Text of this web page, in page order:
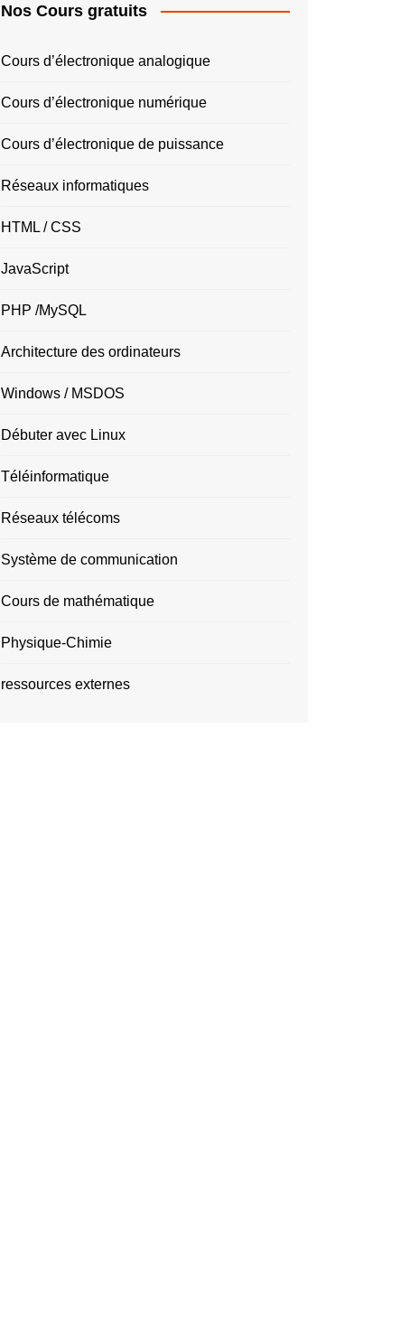
Nos Cours gratuits
Cours d’électronique analogique
Cours d’électronique numérique
Cours d’électronique de puissance
Réseaux informatiques
HTML / CSS
JavaScript
PHP /MySQL
Architecture des ordinateurs
Windows / MSDOS
Débuter avec Linux
Téléinformatique
Réseaux télécoms
Système de communication
Cours de mathématique
Physique-Chimie
ressources externes